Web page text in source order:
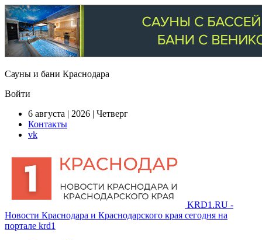
Сауны и бани Краснодара
Войти
6 августа | 2026 | Четверг
Контакты
vk
KRD1.RU -
Новости Краснодара и Краснодарского края сегодня на
портале krd1